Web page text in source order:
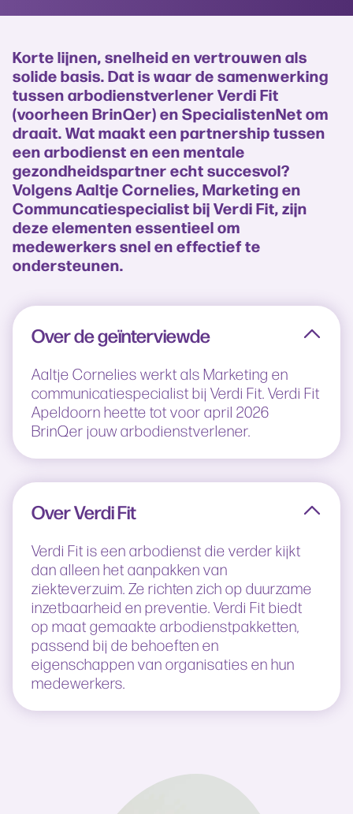
Korte lijnen, snelheid en vertrouwen als
solide basis. Dat is waar de samenwerking
tussen arbodienstverlener Verdi Fit
(voorheen BrinQer) en SpecialistenNet om
draait. Wat maakt een partnership tussen
een arbodienst en een mentale
gezondheidspartner echt succesvol?
Volgens Aaltje Cornelies, Marketing en
Communcatiespecialist bij Verdi Fit, zijn
deze elementen essentieel om
medewerkers snel en effectief te
ondersteunen.
Over de geïnterviewde
Aaltje Cornelies werkt als Marketing en
communicatiespecialist bij Verdi Fit. Verdi Fit
Apeldoorn heette tot voor april 2026
BrinQer jouw arbodienstverlener.
Over Verdi Fit
Verdi Fit is een arbodienst die verder kijkt
dan alleen het aanpakken van
ziekteverzuim. Ze richten zich op duurzame
inzetbaarheid en preventie. Verdi Fit biedt
op maat gemaakte arbodienstpakketten,
passend bij de behoeften en
eigenschappen van organisaties en hun
medewerkers.